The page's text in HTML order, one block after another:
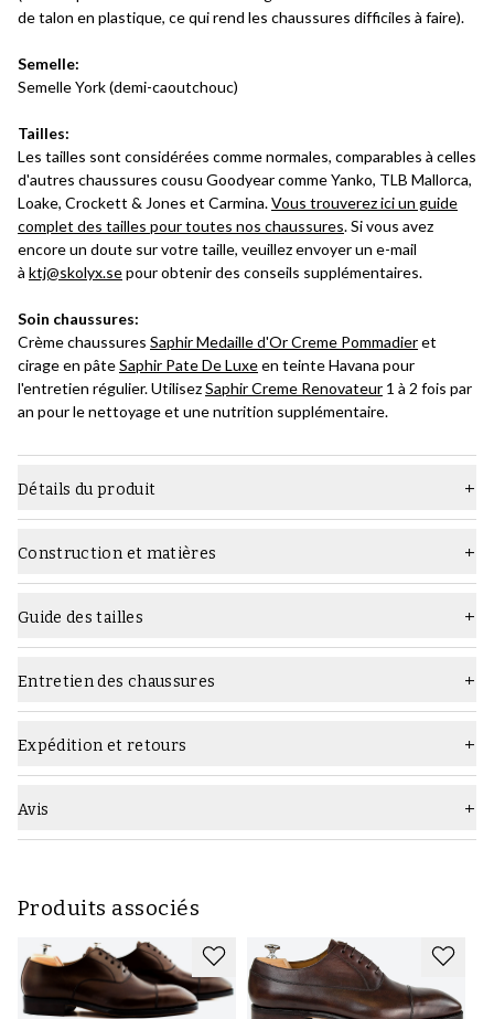
de talon en plastique, ce qui rend les chaussures difficiles à faire).
Semelle:
Semelle York (demi-caoutchouc)
Tailles:
Les tailles sont considérées comme normales, comparables à celles
d'autres chaussures cousu Goodyear comme Yanko, TLB Mallorca,
Loake, Crockett & Jones et Carmina.Vous trouverez ici un guide
complet des tailles pour toutes nos chaussures. Si vous avez
encore un doute sur votre taille, veuillez envoyer un e-mail
à ktj@skolyx.sepour obtenir des conseils supplémentaires.
Soin chaussures:
Crème chaussures Saphir Medaille d'Or Creme Pommadieret
cirage en pâteSaphir Pate De Luxeen teinte Havana pour
l'entretien régulier. UtilisezSaphir Creme Renovateur 1 à 2 fois par
an pour le nettoyage et une nutrition supplémentaire.
Détails du produit
Semelle Semelle en caoutchouc
Type Richelieu
Genre
Couleur Marron foncé
Construction
Construction et matières
Construction :
Guide des tailles
Entretien des chaussures
Quels produits d'entretien utiliser :
Expédition et retours
Avis
Produits associés